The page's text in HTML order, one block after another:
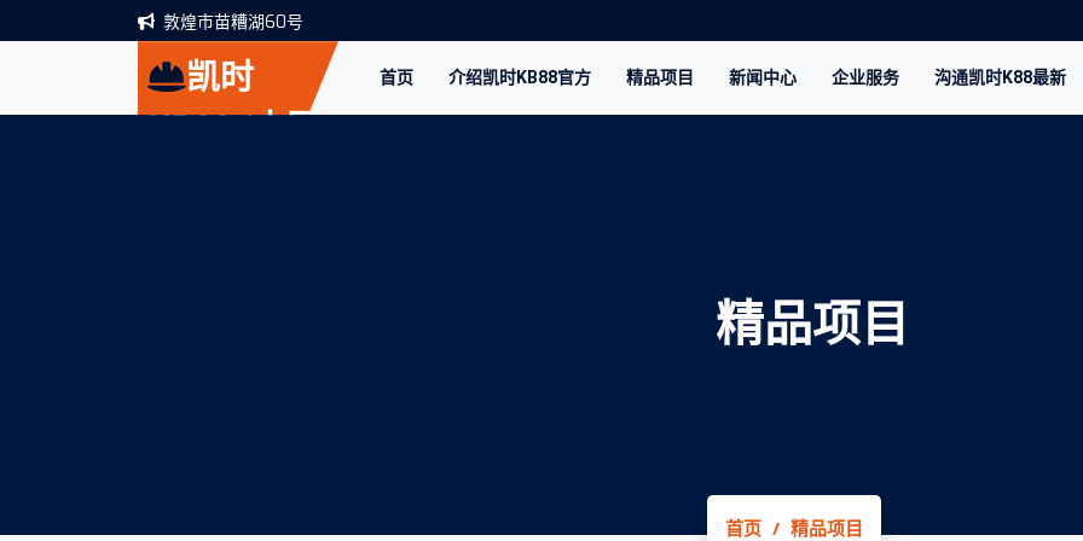
敦煌市苗糟湖60号
凯时
KB88·(中国
首页 介绍凯时KB88官方 精品项目 新闻中心 企业服务 沟通凯时K88最新
精品项目
首页 精品项目